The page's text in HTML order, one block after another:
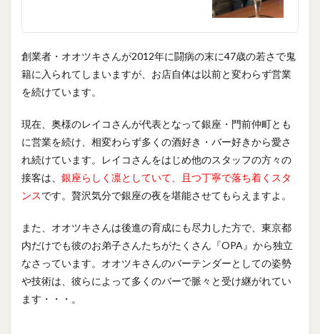
創業者・オオツキさんが2012年に闘病の末に47歳の若さで鬼
籍に入られてしまいますが、お店自体は以前と変わらず営業
を続けています。
現在、奥様のレイコさんが代表となって銀座・門前仲町とも
に営業を続け、相変わらず多くの酒好き・バー好きから愛さ
れ続けています。レイコさんをはじめ他のスタッフの方々の
接客は、 銀座らしく凛としていて、且つ丁寧で落ち着くスタ
ンスです。贅沢気分で銀座の夜を堪能させてもらえますよ。
また、オオツキさんは後進の育成にも尽力した方で、東京都
内だけでも彼のお弟子さんたちがたくさん『OPA』から独立
なさっています。オオツキさんのバーテンダーとしての姿勢
や技術は、彼らによって多くのバーで脈々と受け継がれてい
ます・・・。